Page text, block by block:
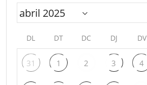
DL DT DC DJ DV
31 1 2 3 4